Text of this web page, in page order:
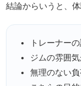
結論からいうと、
トレーナー
ジムの雰囲
無理のない